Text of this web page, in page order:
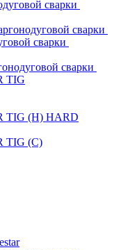
сварки
сварки
сварки
сварки
TIG
TIG (H) HARD
TIG (С)